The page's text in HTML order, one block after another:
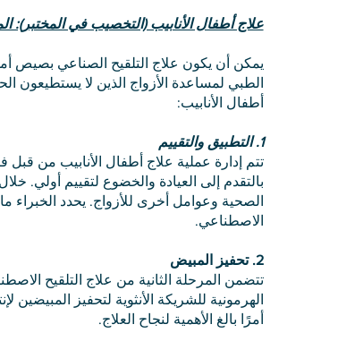
علاج أطفال الأنابيب (التخصيب في المختبر):
يمكن أن يكون علاج التلقيح الصناعي بصيص
الطبي لمساعدة الأزواج الذين لا
أطفال الأنابيب:
1. التطبيق والتقييم
تتم إدارة عملية علاج أطفال الأنابيب من
بالتقدم إلى العيادة والخضوع لتقييم أولي.
الصحية وعوامل أخرى للأزواج. يحدد الخبراء
الاصطناعي.
2. تحفيز المبيض
تتضمن المرحلة الثانية من علاج التلقيح
الهرمونية للشريكة الأنثوية لتحفيز
أمرًا بالغ الأهمية لنجاح العلاج.